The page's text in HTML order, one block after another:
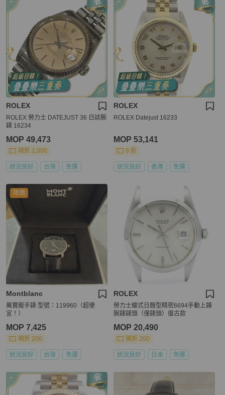
ROLEX
ROLEX 勞力士 DATEJUST 36 日誌腕
錶 16234
MOP 49,473
現折 2,000
狀況良好 台灣 免運
ROLEX
ROLEX Datejust 16233
MOP 53,141
9 折
狀況良好 香港 免運
降價
Montblanc
萬寶龍手錶 型號：119960（超便
宜！）
MOP 7,425
現折 200
狀況良好 台灣 免運
ROLEX
勞力士蠔式日曆型精密6694手動上鍊
腕錶錶頭（僅錶頭）復古款
MOP 20,490
現折 200
狀況良好 日本 免運